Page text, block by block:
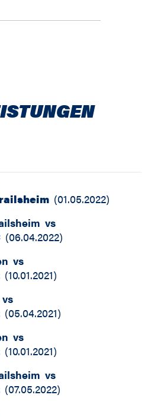
(01.05.2022)
vs
(06.04.2022)
vs
(10.01.2021)
vs
(05.04.2021)
vs
(10.01.2021)
vs
(07.05.2022)